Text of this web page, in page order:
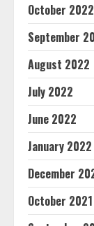
October 2022
September
August 2022
July 2022
June 2022
January 2022
December
October 2021